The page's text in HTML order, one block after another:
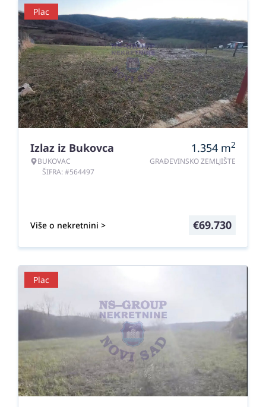
Plac
Izlaz iz Bukovca
BUKOVAC
ŠIFRA: #564497
1.354 m2
GRAĐEVINSKO ZEMLJIŠTE
Više o nekretnini > €69.730
Plac